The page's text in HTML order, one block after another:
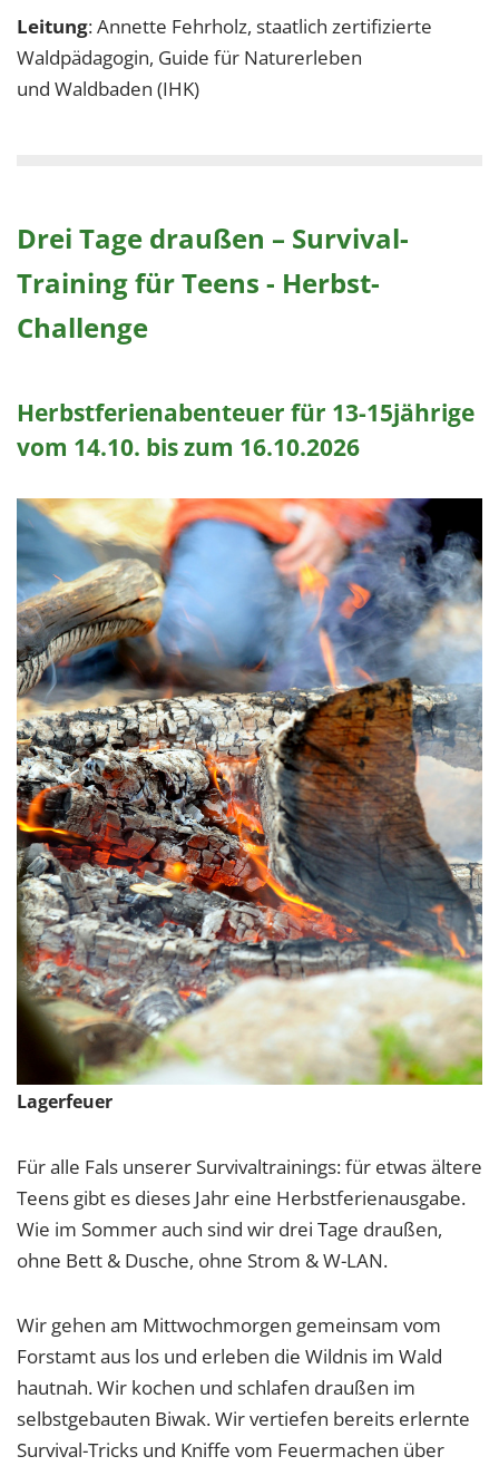
Leitung: Annette Fehrholz, staatlich zertifizierte
Waldpädagogin, Guide für Naturerleben
und Waldbaden (IHK)
Drei Tage draußen – Survival-
Training für Teens - Herbst-
Challenge
Herbstferienabenteuer für 13-15jährige
vom 14.10. bis zum 16.10.2026
Lagerfeuer
Für alle Fals unserer Survivaltrainings: für etwas ältere
Teens gibt es dieses Jahr eine Herbstferienausgabe.
Wie im Sommer auch sind wir drei Tage draußen,
ohne Bett & Dusche, ohne Strom & W-LAN.
Wir gehen am Mittwochmorgen gemeinsam vom
Forstamt aus los und erleben die Wildnis im Wald
hautnah. Wir kochen und schlafen draußen im
selbstgebauten Biwak. Wir vertiefen bereits erlernte
Survival-Tricks und Kniffe vom Feuermachen über